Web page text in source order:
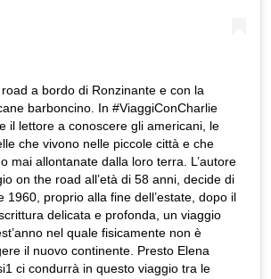
a bordo di Ronzinante e con la
barboncino. In #ViaggiConCharlie
il lettore a conoscere gli americani, le
che vivono nelle piccole città e che
mai allontanate dalla loro terra. L’autore
on the road all’età di 58 anni, decide di
1960, proprio alla fine dell’estate, dopo il
delicata e profonda, un viaggio
nel quale fisicamente non è
il nuovo continente. Presto Elena
ci condurrà in questo viaggio tra le